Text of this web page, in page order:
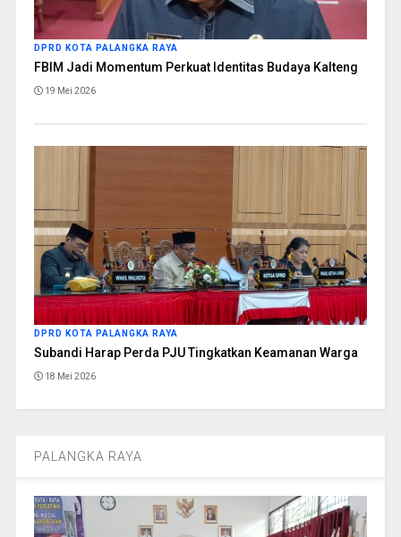
DPRD KOTA PALANGKA RAYA
FBIM Jadi Momentum Perkuat Identitas Budaya Kalteng
19 Mei 2026
DPRD KOTA PALANGKA RAYA
Subandi Harap Perda PJU Tingkatkan Keamanan Warga
18 Mei 2026
PALANGKA RAYA